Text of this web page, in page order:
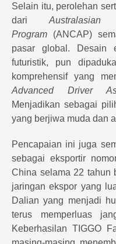
Selain itu, perolehan
dari
Program (ANCAP)
pasar global. Desain
futuristik, pun
komprehensif yang
Advanced Driver
Menjadikan sebagai
yang berjiwa muda dan
Pencapaian ini juga
sebagai eksportir
China selama 22 tahun
jaringan ekspor yang
Dalian yang menjadi
terus memperluas
Keberhasilan TIGGO